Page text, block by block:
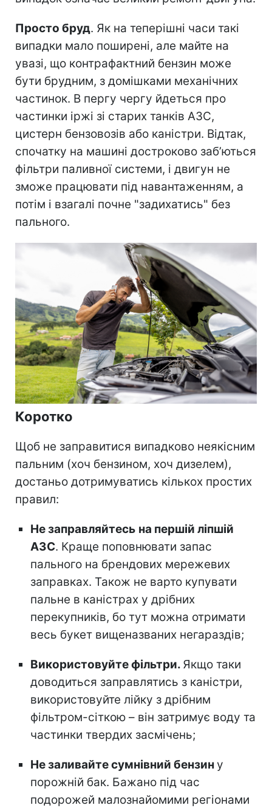
Просто бруд. Як на теперішні часи такі
випадки мало поширені, але майте на
увазі, що контрафактний бензин може
бути брудним, з домішками механічних
частинок. В пергу чергу йдеться про
частинки іржі зі старих танків АЗС,
цистерн бензовозів або каністри. Відтак,
спочатку на машині достроково заб’ються
фільтри паливної системи, і двигун не
зможе працювати під навантаженням, а
потім і взагалі почне "задихатись" без
пального.
Коротко
Щоб не заправитися випадково неякісним
пальним (хоч бензином, хоч дизелем),
достаньо дотримуватись кількох простих
правил:
Не заправляйтесь на першій ліпшій
АЗС. Краще поповнювати запас
пального на брендових мережевих
заправках. Також не варто купувати
пальне в каністрах у дрібних
перекупників, бо тут можна отримати
весь букет вищеназваних негараздів;
Використовуйте фільтри. Якщо таки
доводиться заправлятись з каністри,
використовуйте лійку з дрібним
фільтром-сіткою – він затримує воду та
частинки твердих засмічень;
Не заливайте сумнівний бензину
порожній бак. Бажано під час
подорожей малознайомими регіонами